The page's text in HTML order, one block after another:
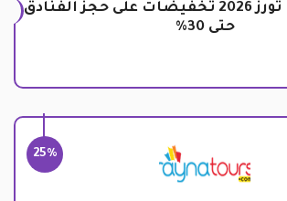
كود خصم راينا تورز 2026 تخفيضات على حجز الفنادق
حتى 30%
25%